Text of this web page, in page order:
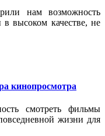
нам возможность
высоком качестве, не
кинопросмотра
смотреть фильмы
жизни для